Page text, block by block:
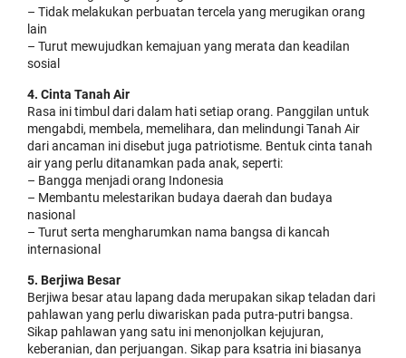
– Tidak melakukan perbuatan tercela yang merugikan orang
lain
– Turut mewujudkan kemajuan yang merata dan keadilan
sosial
4. Cinta Tanah Air
Rasa ini timbul dari dalam hati setiap orang. Panggilan untuk
mengabdi, membela, memelihara, dan melindungi Tanah Air
dari ancaman ini disebut juga patriotisme. Bentuk cinta tanah
air yang perlu ditanamkan pada anak, seperti:
– Bangga menjadi orang Indonesia
– Membantu melestarikan budaya daerah dan budaya
nasional
– Turut serta mengharumkan nama bangsa di kancah
internasional
5. Berjiwa Besar
Berjiwa besar atau lapang dada merupakan sikap teladan dari
pahlawan yang perlu diwariskan pada putra-putri bangsa.
Sikap pahlawan yang satu ini menonjolkan kejujuran,
keberanian, dan perjuangan. Sikap para ksatria ini biasanya